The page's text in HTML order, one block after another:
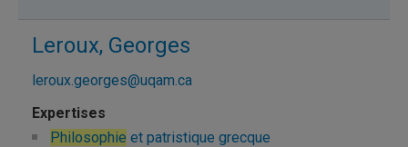
Leroux, Georges
leroux.georges@uqam.ca
Philosophie et patristique grecque